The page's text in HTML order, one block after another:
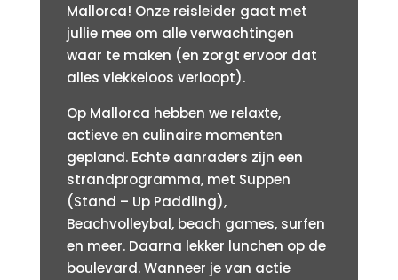
Mallorca! Onze reisleider gaat met
jullie mee om alle verwachtingen
waar te maken (en zorgt ervoor dat
alles vlekkeloos verloopt).
Op Mallorca hebben we relaxte,
actieve en culinaire momenten
gepland. Echte aanraders zijn een
strandprogramma, met Suppen
(Stand – Up Paddling),
Beachvolleybal, beach games, surfen
en meer. Daarna lekker lunchen op de
boulevard. Wanneer je van actie